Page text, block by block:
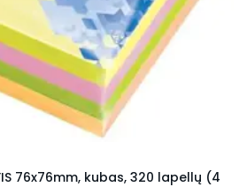
76x76mm, kubas, 320 lapellų (4